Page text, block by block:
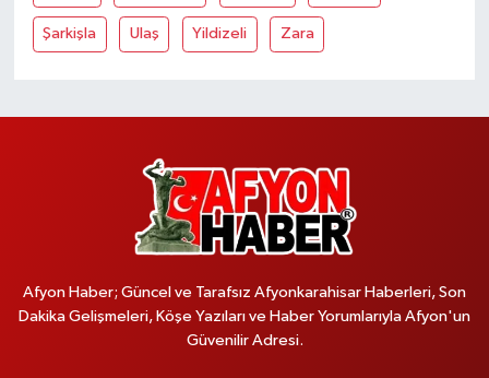
Şarkişla Ulaş Yildizeli Zara
Afyon Haber; Güncel ve Tarafsız Afyonkarahisar Haberleri, Son
Dakika Gelişmeleri, Köşe Yazıları ve Haber Yorumlarıyla Afyon'un
Güvenilir Adresi.